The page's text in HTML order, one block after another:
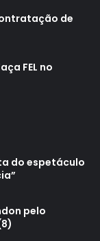
de
FEL no
do espetáculo
pelo